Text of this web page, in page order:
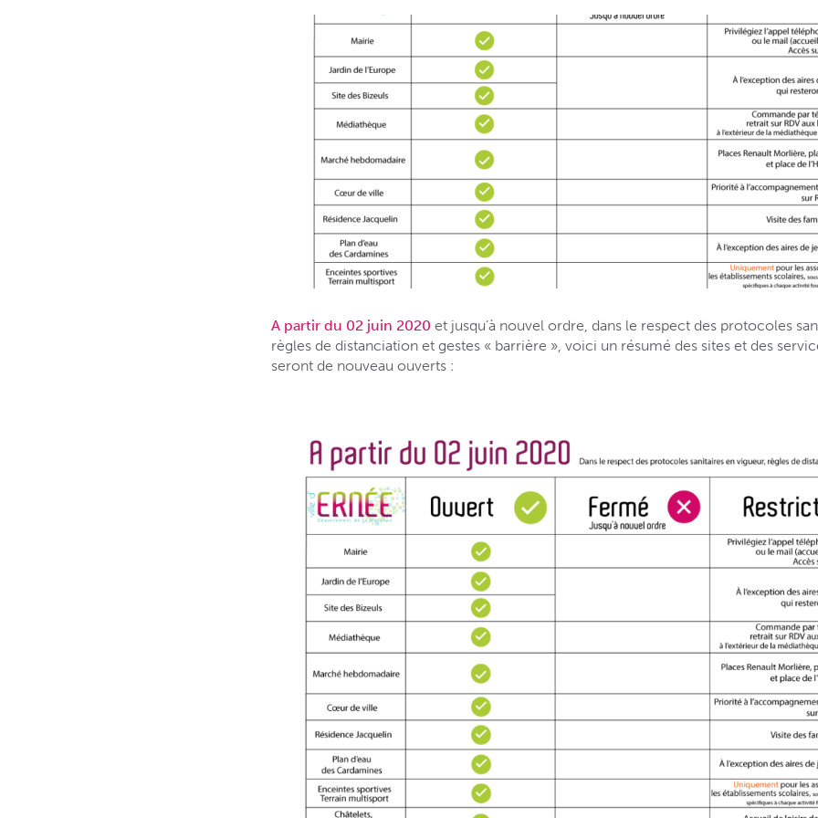
A partir du 02 juin 2020 et jusqu’à nouvel ordre, dans le respect des protocoles
règles de distanciation et gestes « barrière », voici un résumé des sites et des
seront de nouveau ouverts :